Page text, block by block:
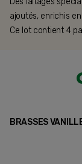
ajoutés, enrichis
Ce lot contient 4
BRASSES